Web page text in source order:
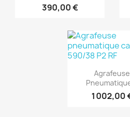
390,00 €
Aperçu
Agrafeuse
1 002,00